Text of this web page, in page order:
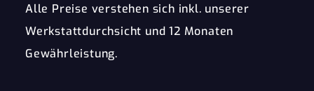
Alle Preise verstehen sich inkl. unserer
Werkstattdurchsicht und 12 Monaten
Gewährleistung.